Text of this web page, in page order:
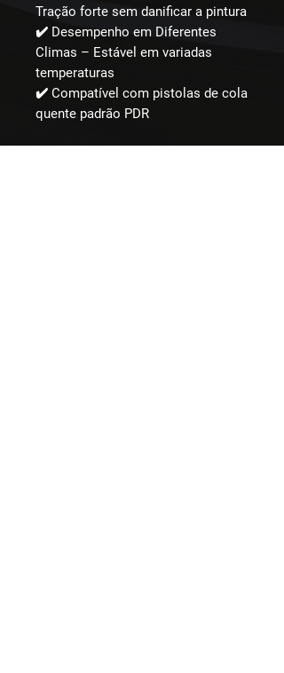
Tração forte sem danificar a pintura
✔️ Desempenho em Diferentes
Climas – Estável em variadas
temperaturas
✔️ Compatível com pistolas de cola
quente padrão PDR